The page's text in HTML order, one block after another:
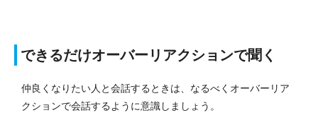
できるだけオーバーリアクションで聞く
仲良くなりたい人と会話するときは、なるべくオーバーリア
クションで会話するように意識しましょう。